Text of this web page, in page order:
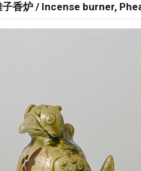
子香炉 / Incense burner,